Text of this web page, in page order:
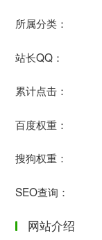
所属分类：
站长QQ：
累计点击：
百度权重：
搜狗权重：
SEO查询：
网站介绍